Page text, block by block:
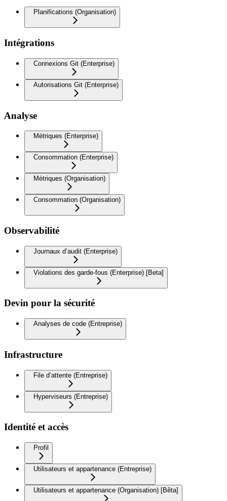
Planifications (Organisation)
Intégrations
Connexions Git (Enterprise)
Autorisations Git (Enterprise)
Analyse
Métriques (Enterprise)
Consommation (Enterprise)
Métriques (Organisation)
Consommation (Organisation)
Observabilité
Journaux d’audit (Enterprise)
Violations des garde-fous (Enterprise) [Beta]
Devin pour la sécurité
Analyses de code (Entreprise)
Infrastructure
File d’attente (Entreprise)
Hyperviseurs (Entreprise)
Identité et accès
Profil
Utilisateurs et appartenance (Entreprise)
Utilisateurs et appartenance (Organisation) [Bêta]